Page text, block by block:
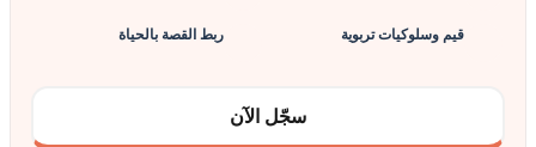
قيم وسلوكيات تربوية ربط القصة بالحياة
سجّل الآن